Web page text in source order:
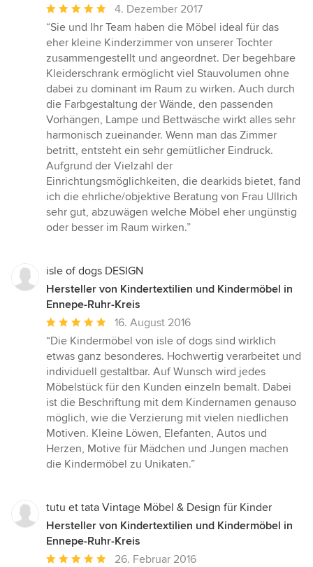
Durchschnittliche
Bewertung:
5
von
5
Sternen
4. Dezember 2017
“Sie und Ihr Team haben die Möbel ideal für das
eher kleine Kinderzimmer von unserer Tochter
zusammengestellt und angeordnet. Der begehbare
Kleiderschrank ermöglicht viel Stauvolumen ohne
dabei zu dominant im Raum zu wirken. Auch durch
die Farbgestaltung der Wände, den passenden
Vorhängen, Lampe und Bettwäsche wirkt alles sehr
harmonisch zueinander. Wenn man das Zimmer
betritt, entsteht ein sehr gemütlicher Eindruck.
Aufgrund der Vielzahl der
Einrichtungsmöglichkeiten, die dearkids bietet, fand
ich die ehrliche/objektive Beratung von Frau Ullrich
sehr gut, abzuwägen welche Möbel eher ungünstig
oder besser im Raum wirken.”
isle of dogs DESIGN
Hersteller von Kindertextilien und Kindermöbel in
Ennepe-Ruhr-Kreis
Durchschnittliche
Bewertung:
5
von
5
Sternen
16. August 2016
“Die Kindermöbel von isle of dogs sind wirklich
etwas ganz besonderes. Hochwertig verarbeitet und
individuell gestaltbar. Auf Wunsch wird jedes
Möbelstück für den Kunden einzeln bemalt. Dabei
ist die Beschriftung mit dem Kindernamen genauso
möglich, wie die Verzierung mit vielen niedlichen
Motiven. Kleine Löwen, Elefanten, Autos und
Herzen, Motive für Mädchen und Jungen machen
die Kindermöbel zu Unikaten.”
tutu et tata Vintage Möbel & Design für Kinder
Hersteller von Kindertextilien und Kindermöbel in
Ennepe-Ruhr-Kreis
Durchschnittliche26. Februar 2016